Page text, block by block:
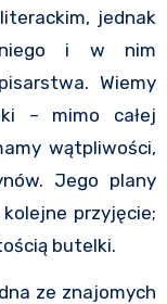
jednak
niego i w nim
Wiemy
– mimo całej
wątpliwości,
Jego plany
przyjęcie;
butelki.
ze znajomych